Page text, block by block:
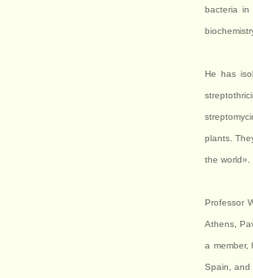
bacteria in
He has
plants.
the world».
Professor
Athens,
a member,
Spain, and